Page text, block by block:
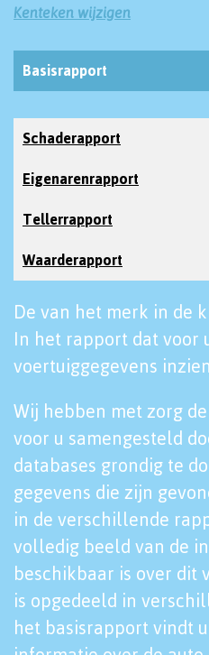
Kenteken wijzigen
Basisrapport
Schaderapport
Eigenarenrapport
Tellerrapport
Waarderapport
De van het merk in de
In het rapport dat voor
voertuiggegevens
Wij hebben met zorg
voor u samengesteld
databases grondig te
gegevens die zijn
in de verschillende
volledig beeld van de
beschikbaar is over dit
is opgedeeld in
het basisrapport vindt